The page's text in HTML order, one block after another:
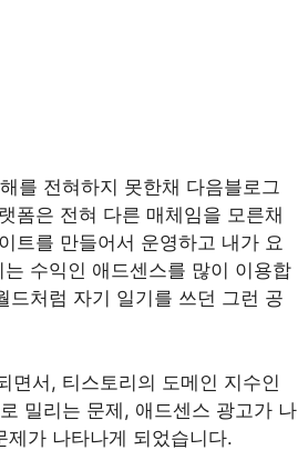
를 전혀하지 못한채 다음블로그
폼은 전혀 다른 매체임을 모른채
트를 만들어서 운영하고 내가 요
수익인 애드센스를 많이 이용합
드처럼 자기 일기를 쓰던 그런 공
면서, 티스토리의 도메인 지수인
밀리는 문제, 애드센스 광고가 나
가 나타나게 되었습니다.